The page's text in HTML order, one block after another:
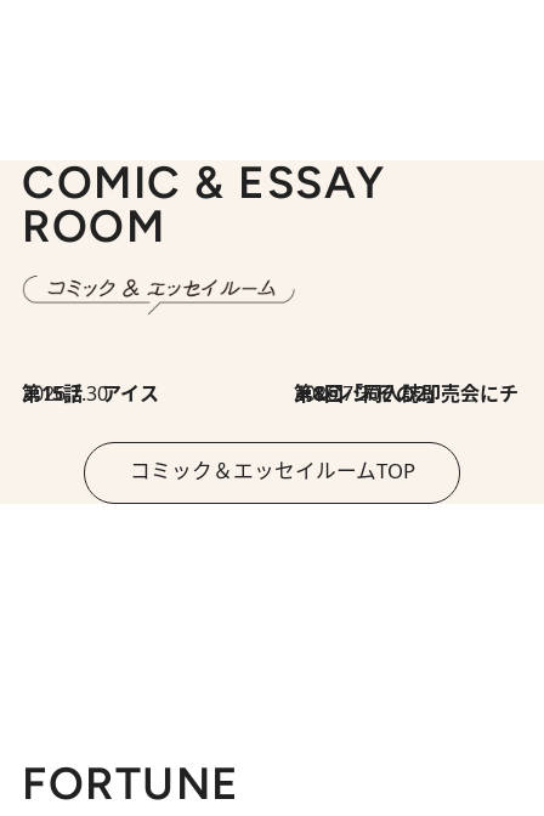
COMIC & ESSAY
ROOM
2026.7.30
第15話 アイス 2026.7.30
第8回「同人誌即売会にチャレンジ その2」
コミック＆エッセイルームTOP
FORTUNE